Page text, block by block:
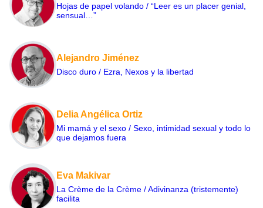
Hojas de papel volando / “Leer es un placer genial,
sensual…”
Alejandro Jiménez
Disco duro / Ezra, Nexos y la libertad
Delia Angélica Ortiz
Mi mamá y el sexo / Sexo, intimidad sexual y todo lo
que dejamos fuera
Eva Makivar
La Crème de la Crème / Adivinanza (tristemente)
facilita